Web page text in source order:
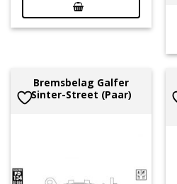
Bremsbelag Galfer
Sinter-Street (Paar)